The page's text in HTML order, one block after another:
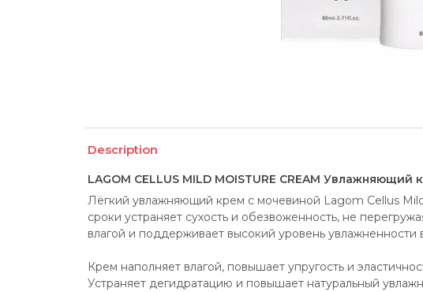
Description
LAGOM CELLUS MILD MOISTURE CREAM
Лёгкий увлажняющий крем с мочевиной Lagom Cellus
сроки устраняет сухость и обезвоженность, не
влагой и поддерживает высокий уровень увлажненности
Крем наполняет влагой, повышает упругость и
Устраняет дегидратацию и повышает натуральный